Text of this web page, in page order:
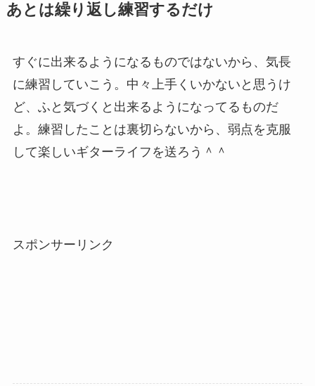
あとは繰り返し練習するだけ
すぐに出来るようになるものではないから、気長
に練習していこう。中々上手くいかないと思うけ
ど、ふと気づくと出来るようになってるものだ
よ。練習したことは裏切らないから、弱点を克服
して楽しいギターライフを送ろう＾＾
スポンサーリンク